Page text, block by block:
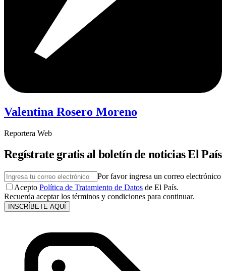
Valentina Rosero Moreno
Reportera Web
Regístrate gratis al boletín de noticias El País
Por favor ingresa un correo electrónico
Acepto Política de Tratamiento de Datos de El País.
Recuerda aceptar los términos y condiciones para continuar.
INSCRÍBETE AQUÍ